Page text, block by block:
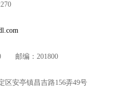
邮编：201800
安亭镇昌吉路156弄49号